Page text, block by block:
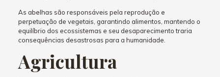
As abelhas são responsáveis pela reprodução e
perpetuação de vegetais, garantindo alimentos, mantendo o
equilíbrio dos ecossistemas e seu desaparecimento traria
consequências desastrosas para a humanidade.
Agricultura